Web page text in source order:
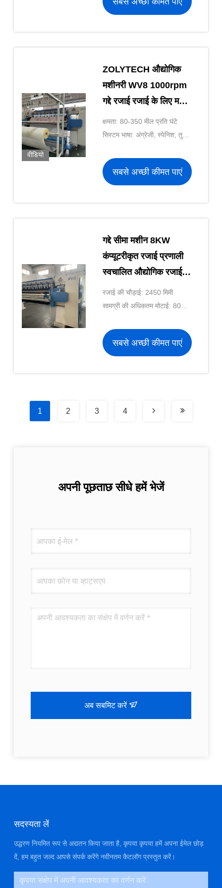
वीडियो
ZOLYTECH औद्योगिक
मशीनरी WV8 1000rpm
गद्दे रजाई रजाई के लिए मशीन
श्रृंखला सिलाई:
क्षमता: 80-350 मील प्रति घंटे
सिस्टम भाषा: अंग्रेजी, स्पेनिश, तुर्की,
सबसे अच्छी कीमत पाएं
गद्दे सीमा मशीन 8KW
कंप्यूटरीकृत रजाई प्रणाली
स्वचालित औद्योगिक रजाई
मशीन 80 मिमी मोटाई;
रजाई की चौड़ाई: 2450 मिमी
सामग्री की अधिकतम मोटाई: 80
सबसे अच्छी कीमत पाएं
1 2 3 4
अपनी पूछताछ सीधे हमें भेजें
अब सबमिट करें
सदस्यता लें
उद्धरण नियमित रूप से अद्यतन किया जाता है, कृपया कृपया हमें अपना ईमेल छोड़
दें, हम बहुत जल्द आपसे संपर्क करेंगे नवीनतम कैटलॉग प्रस्तुत करें।